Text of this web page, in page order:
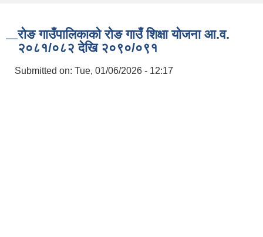
रोङ गाउँपालिकाको रोङ गाउँ शिक्षा योजना आ.व.
२०८१/०८२ देखि २०९०/०९१
Submitted on: Tue, 01/06/2026 - 12:17